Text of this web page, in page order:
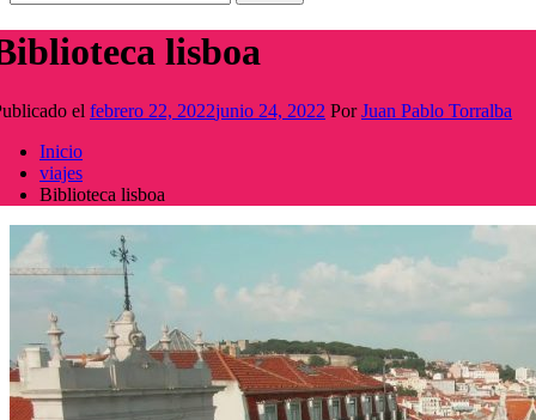
lisboa
el febrero 22, 2022junio 24, 2022 PorJuan Pablo Torralba
Inicio
viajes
Biblioteca lisboa